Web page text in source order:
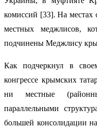
комиссий [33]. На местах
местных меджлисов,
подчинены Меджлису
Как подчеркнул в
конгрессе крымских
ни местные
параллельными
большей консолидации